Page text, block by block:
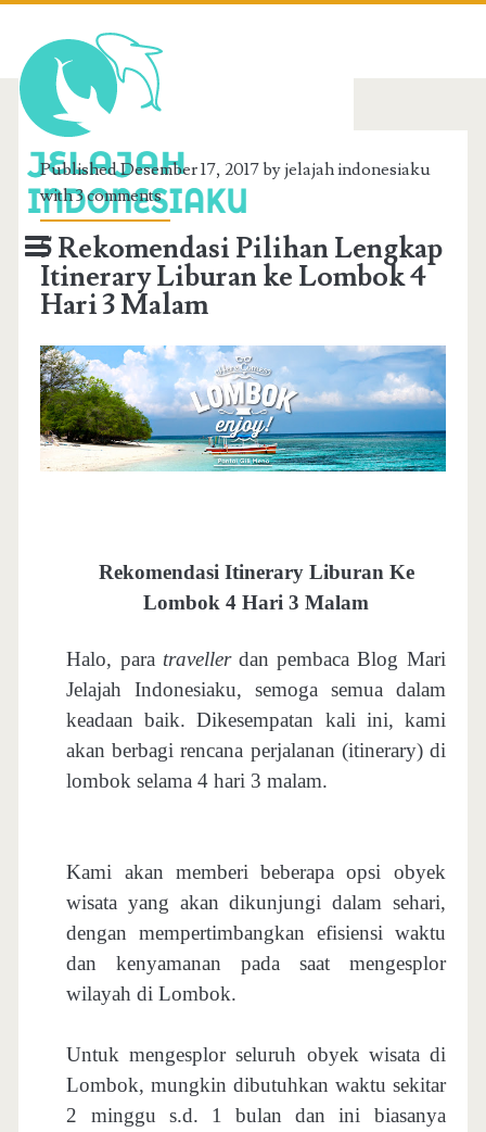
TENTANG SAYA
REVIEW WISATA
INFO LOMBOK
PAPUA
KALIMANTAN
SUMATERA
Published Desember 17, 2017 by jelajah indonesiaku
with3 comments
5 Rekomendasi Pilihan Lengkap
Itinerary Liburan ke Lombok 4
Hari 3 Malam
Rekomendasi Itinerary Liburan Ke
Lombok 4 Hari 3 Malam
Halo, para travellerdan pembaca Blog Mari
Jelajah Indonesiaku, semoga semua dalam
keadaan baik. Dikesempatan kali ini, kami
akan berbagi rencana perjalanan (itinerary) di
lombok selama 4 hari 3 malam.
Kami akan memberi beberapa opsi obyek
wisata yang akan dikunjungi dalam sehari,
dengan mempertimbangkan efisiensi waktu
dan kenyamanan pada saat mengesplor
wilayah di Lombok.
Untuk mengesplor seluruh obyek wisata di
Lombok, mungkin dibutuhkan waktu sekitar
2 minggu s.d. 1 bulan dan ini biasanya